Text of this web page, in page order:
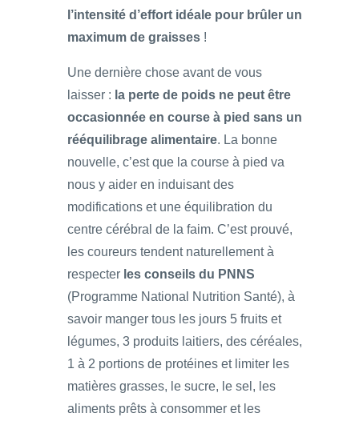
l’intensité d’effort idéale pour brûler un
maximum de graisses !
Une dernière chose avant de vous
laisser : la perte de poids ne peut être
occasionnée en course à pied sans un
rééquilibrage alimentaire. La bonne
nouvelle, c’est que la course à pied va
nous y aider en induisant des
modifications et une équilibration du
centre cérébral de la faim. C’est prouvé,
les coureurs tendent naturellement à
respecter les conseils du PNNS
(Programme National Nutrition Santé), à
savoir manger tous les jours 5 fruits et
légumes, 3 produits laitiers, des céréales,
1 à 2 portions de protéines et limiter les
matières grasses, le sucre, le sel, les
aliments prêts à consommer et les